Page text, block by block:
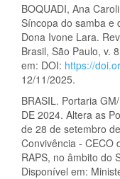
BOQUADI, Ana
Síncopa do samba e
Dona Ivone Lara.
Brasil, São Paulo, v.
em: DOI: https://
12/11/2025.
BRASIL. Portaria
DE 2024. Altera as
de 28 de setembro
Convivência - CECO
RAPS, no âmbito do
Disponível em: